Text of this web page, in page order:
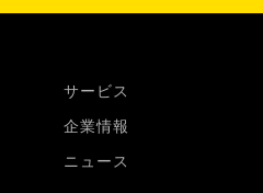
サービス
企業情報
ニュース